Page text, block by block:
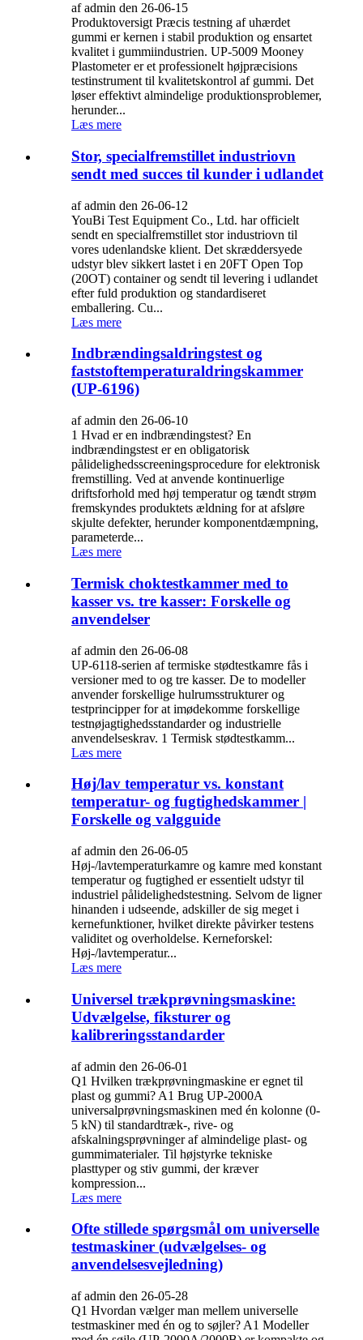
af admin den 26-06-15
Produktoversigt Præcis testning af uhærdet
gummi er kernen i stabil produktion og ensartet
kvalitet i gummiindustrien. UP-5009 Mooney
Plastometer er et professionelt højpræcisions
testinstrument til kvalitetskontrol af gummi. Det
løser effektivt almindelige produktionsproblemer,
herunder...
Læs mere
Stor, specialfremstillet industriovn
sendt med succes til kunder i udlandet
af admin den 26-06-12
YouBi Test Equipment Co., Ltd. har officielt
sendt en specialfremstillet stor industriovn til
vores udenlandske klient. Det skræddersyede
udstyr blev sikkert lastet i en 20FT Open Top
(20OT) container og sendt til levering i udlandet
efter fuld produktion og standardiseret
emballering. Cu...
Læs mere
Indbrændingsaldringstest og
faststoftemperaturaldringskammer
(UP-6196)
af admin den 26-06-10
1 Hvad er en indbrændingstest? En
indbrændingstest er en obligatorisk
pålidelighedsscreeningsprocedure for elektronisk
fremstilling. Ved at anvende kontinuerlige
driftsforhold med høj temperatur og tændt strøm
fremskyndes produktets ældning for at afsløre
skjulte defekter, herunder komponentdæmpning,
parameterde...
Læs mere
Termisk choktestkammer med to
kasser vs. tre kasser: Forskelle og
anvendelser
af admin den 26-06-08
UP-6118-serien af ​​termiske stødtestkamre fås i
versioner med to og tre kasser. De to modeller
anvender forskellige hulrumsstrukturer og
testprincipper for at imødekomme forskellige
testnøjagtighedsstandarder og industrielle
anvendelseskrav. 1 Termisk stødtestkamm...
Læs mere
Høj/lav temperatur vs. konstant
temperatur- og fugtighedskammer |
Forskelle og valgguide
af admin den 26-06-05
Høj-/lavtemperaturkamre og kamre med konstant
temperatur og fugtighed er essentielt udstyr til
industriel pålidelighedstestning. Selvom de ligner
hinanden i udseende, adskiller de sig meget i
kernefunktioner, hvilket direkte påvirker testens
validitet og overholdelse. Kerneforskel:
Høj-/lavtemperatur...
Læs mere
Universel trækprøvningsmaskine:
Udvælgelse, fiksturer og
kalibreringsstandarder
af admin den 26-06-01
Q1 Hvilken trækprøvningmaskine er egnet til
plast og gummi? A1 Brug UP-2000A
universalprøvningsmaskinen med én kolonne (0-
5 kN) til standardtræk-, rive- og
afskalningsprøvninger af almindelige plast- og
gummimaterialer. Til højstyrke tekniske
plasttyper og stiv gummi, der kræver
kompression...
Læs mere
Ofte stillede spørgsmål om universelle
testmaskiner (udvælgelses- og
anvendelsesvejledning)
af admin den 26-05-28
Q1 Hvordan vælger man mellem universelle
testmaskiner med én og to søjler? A1 Modeller